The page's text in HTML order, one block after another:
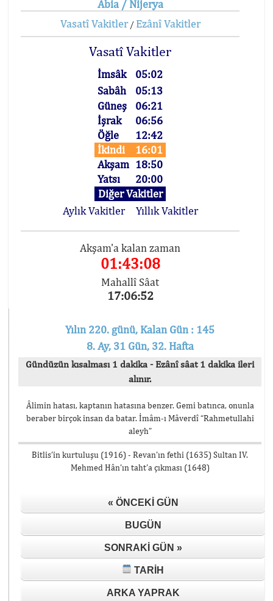
Abia / Nijerya
Vasatî Vakitler/ Ezânî Vakitler
Vasatî Vakitler
İmsâk
05:02
Sabâh
05:13
Güneş
06:21
İşrak
06:56
Öğle
12:42
İkindi
16:01
Akşam 18:50
Yatsı
20:00
Diğer Vakitler
Aylık Vakitler
Yıllık Vakitler
Akşam'a kalan zaman
01:43:08
Mahallî Sâat
17:06:52
Yılın 220. günü, Kalan Gün : 145
8. Ay, 31 Gün, 32. Hafta
Gündüzün kısalması 1 dakika - Ezânî sâat 1 dakika ileri
alınır.
Âlimin hatası, kaptanın hatasına benzer. Gemi batınca, onunla
beraber birçok insan da batar. İmâm-ı Mâverdî “Rahmetullahi
aleyh”
Bitlis’in kurtuluşu (1916) - Revan’ın fethi (1635) Sultan IV.
Mehmed Hân’ın taht’a çıkması (1648)
« ÖNCEKI GÜN
BUGÜN
SONRAKI GÜN »
TARIH
ARKA YAPRAK